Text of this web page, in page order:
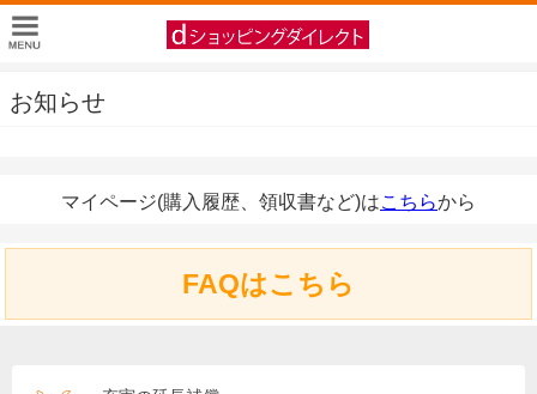
お知らせ
マイページ(購入履歴、領収書など)はこちらから
FAQはこちら